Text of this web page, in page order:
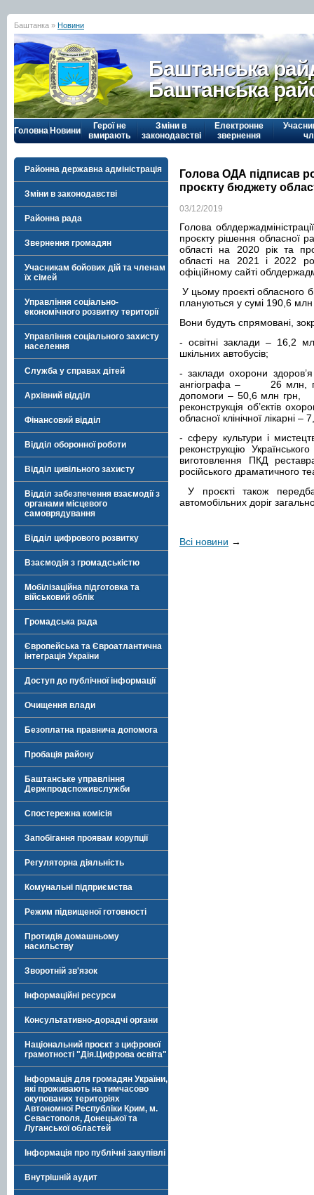
Баштанка » Новини
Баштанська
Баштанська
Головна Новини
Герої не
вмирають
Зміни в
законодавстві
Електронне
звернення
Районна державна адміністрація
Зміни в законодавстві
Районна рада
Звернення громадян
Учасникам бойових дій та членам
їх сімей
Управління соціально-
економічного розвитку території
Управління соціального захисту
населення
Служба у справах дітей
Архівний відділ
Фінансовий відділ
Відділ оборонної роботи
Відділ цивільного захисту
Відділ забезпечення взаємодії з
органами місцевого
самоврядування
Відділ цифрового розвитку
Взаємодія з громадськістю
Мобілізаційна підготовка та
військовий облік
Громадська рада
Європейська та Євроатлантична
інтеграція України
Доступ до публічної інформації
Очищення влади
Безоплатна правнича допомога
Пробація району
Баштанське управління
Держпродспоживслужби
Спостережна комісія
Запобігання проявам корупції
Регуляторна діяльність
Комунальні підприємства
Режим підвищеної готовності
Протидія домашньому
насильству
Зворотній зв'язок
Інформаційні ресурси
Консультативно-дорадчі органи
Національний проєкт з цифрової
грамотності "Дія.Цифрова освіта"
Інформація для громадян України,
які проживають на тимчасово
окупованих територіях
Автономної Республіки Крим, м.
Севастополя, Донецької та
Луганської областей
Інформація про публічні закупівлі
Внутрішній аудит
Голова ОДА підписав
проєкту бюджету
03/12/2019
Голова
проєкту рішення обласної
області на 2020 рік та
області на 2021 і 2022
офіційному сайті
У цьому проєкті обласного
плануються у сумі 190,6 млн
Вони будуть спрямовані,
- освітні заклади – 16,2
шкільних автобусів;
- заклади охорони
ангіографа – 26 млн,
допомоги – 50,6
реконструкція об’єктів
обласної клінічної лікарні –
- сферу культури і
реконструкцію
виготовлення ПКД
російського драматичного
У проєкті також
автомобільних доріг
Всі новини →